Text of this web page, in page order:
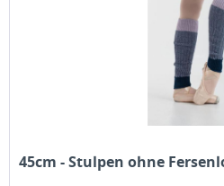
45cm - Stulpen ohne